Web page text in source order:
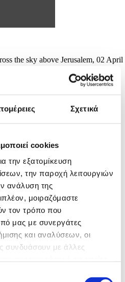
Σχετικά
cookies
την εξατομίκευση
την παροχή λειτουργιών
ανάλυση της
μοιραζόμαστε
τον τρόπο που
μας με συνεργάτες
και αναλύσεων, οι
συνδυάσουν με άλλες
the sky above Jerusalem, 02 April
ballistic missiles sound across
that it had detected missiles
as regional tensions escalate.